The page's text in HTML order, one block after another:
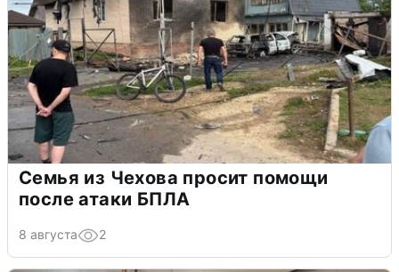
Семья из Чехова просит помощи
после атаки БПЛА
8 августа 2